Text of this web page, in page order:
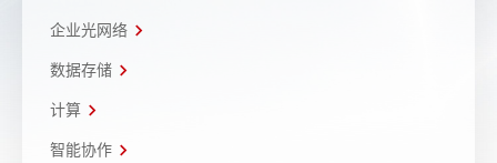
企业光网络
数据存储
计算
智能协作